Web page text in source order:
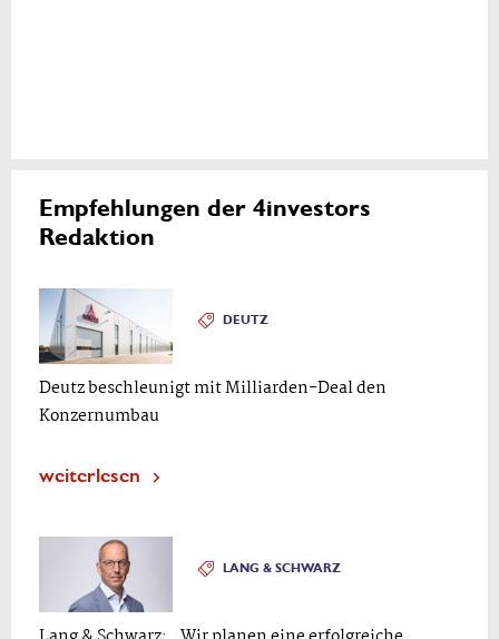
Empfehlungen der 4investors
Redaktion
DEUTZ
Deutz beschleunigt mit Milliarden-Deal den
Konzernumbau
weiterlesen
LANG & SCHWARZ